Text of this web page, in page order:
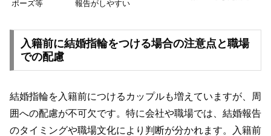
ポーズ等
報告がしやすい
入籍前に結婚指輪をつける場合の注意点と職場
での配慮
結婚指輪を入籍前につけるカップルも増えていますが、周
囲への配慮が不可欠です。特に会社や職場では、結婚報告
のタイミングや職場文化により判断が分かれます。入籍前